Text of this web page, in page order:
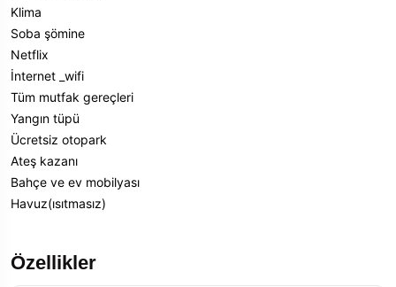
Klima
Soba şömine
Netflix
İnternet _wifi
Tüm mutfak gereçleri
Yangın tüpü
Ücretsiz otopark
Ateş kazanı
Bahçe ve ev mobilyası
Havuz(ısıtmasız)
Özellikler